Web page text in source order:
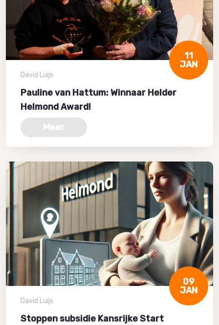
11
JAN
David Luijs
Pauline van Hattum: Winnaar Helder
Helmond Award!
Meer
09
JAN
David Luijs
Stoppen subsidie Kansrijke Start